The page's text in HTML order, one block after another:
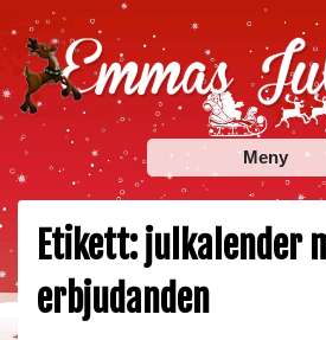
Skip
to
content
Emmas Julblogg
Julbloggar om julnyheter,
adventskalendrar ,
Meny
Etikett:julkalender
erbjudanden